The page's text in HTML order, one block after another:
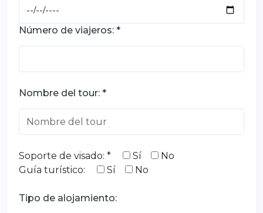
Número de viajeros: *
Nombre del tour: *
Soporte de visado: * Sí
No
Guía turístico:
Sí No
Tipo de alojamiento: